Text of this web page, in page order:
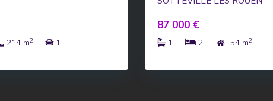
214 m2 1
87 000 €
1 2 54 m2